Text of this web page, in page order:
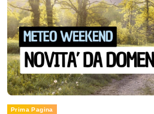
Prima Pagina